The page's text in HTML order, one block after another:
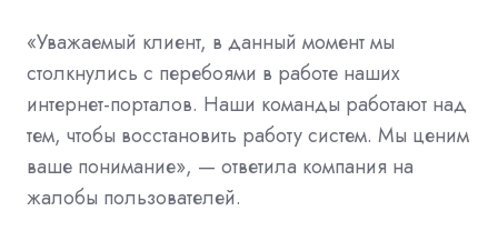
«Уважаемый клиент, в данный момент мы
столкнулись с перебоями в работе наших
интернет-порталов. Наши команды работают над
тем, чтобы восстановить работу систем. Мы ценим
ваше понимание», — ответила компания на
жалобы пользователей.